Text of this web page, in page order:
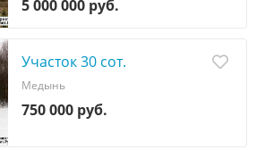
5 000 000 руб.
Участок 30 сот.
750 000 руб.
Медынь